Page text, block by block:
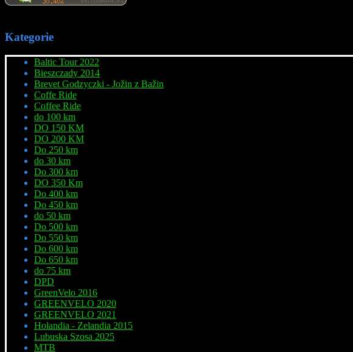
Kategorie
Baltic Tour 2022
Bieszczady 2014
Brevet Godzyczki - Jožin z Bažin
Coffe Ride
Coffee Ride
do 100 km
DO 150 KM
DO 200 KM
Do 250 km
do 30 km
Do 300 km
DO 350 Km
Do 400 km
Do 450 km
do 50 km
Do 500 km
Do 550 km
Do 600 km
Do 650 km
do 75 km
DPD
GreenVelo 2016
GREENVELO 2020
GREENVELO 2021
Holandia - Zelandia 2015
Lubuska Szosa 2025
MTB